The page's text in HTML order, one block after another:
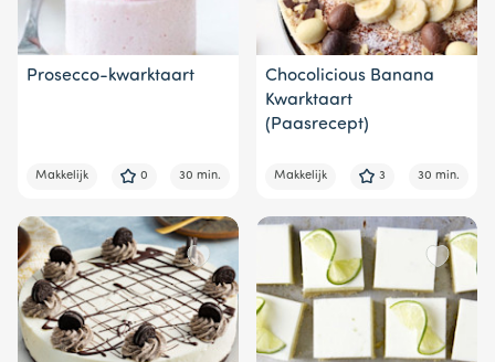
Prosecco-kwarktaart
Makkelijk 0 30 min.
Chocolicious Banana
Kwarktaart
(Paasrecept)
Makkelijk 3 30 min.